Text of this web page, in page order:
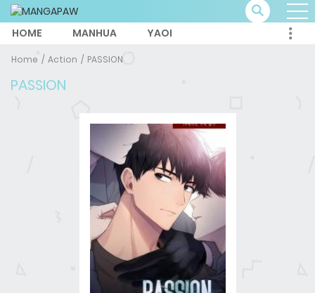
HOME MANHUA YAOI
Home Action PASSION
PASSION